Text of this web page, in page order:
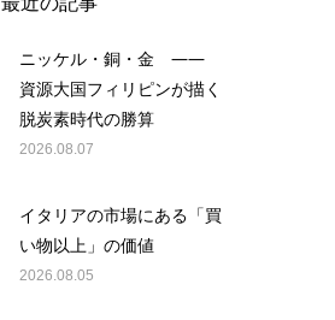
ニッケル・銅・金 ——
資源大国フィリピンが描く
脱炭素時代の勝算
2026.08.07
イタリアの市場にある「買
い物以上」の価値
2026.08.05